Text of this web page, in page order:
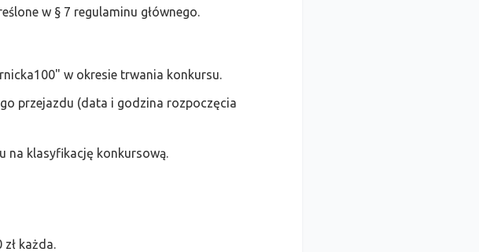
w § 7 regulaminu głównego.
w okresie trwania konkursu.
przejazdu (data i godzina rozpoczęcia
na klasyfikację konkursową.
każda.